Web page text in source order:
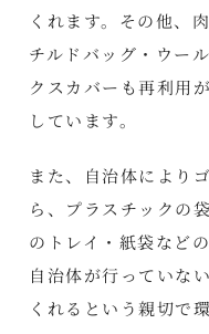
くれます。その他、
チルドバッグ・ウー
クスカバーも再利用
しています。
また、自治体により
ら、プラスチックの
のトレイ・紙袋など
自治体が行ってい
くれるという親切で